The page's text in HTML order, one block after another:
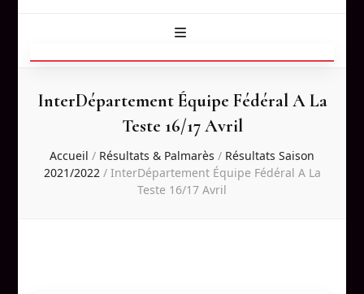
InterDépartement Équipe Fédéral A La
Teste 16/17 Avril
Accueil / Résultats & Palmarès / Résultats Saison
2021/2022 / InterDépartement Équipe Fédéral A La
Teste 16/17 Avril